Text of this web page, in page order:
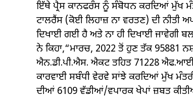
ਇੱਥੇ ਪ੍ਰੈਸ ਕਾਨਫਰੰਸ ਨੂੰ ਸੰਬੋਧਨ ਕਰਦਿਆਂ ਮੁੱਖ
ਟਾਲਰੈਂਸ (ਕੋਈ ਲਿਹਾਜ਼ ਨਾ ਵਰਤਣ) ਦੀ ਨੀਤੀ
ਦਿਖਾਈ ਗਈ ਹੈ ਅਤੇ ਨਾ ਹੀ ਦਿਖਾਈ ਜਾਵੇਗੀ
ਨੇ ਕਿਹਾ,“ਮਾਰਚ, 2022 ਤੋਂ ਹੁਣ ਤੱਕ 95881
ਐਨ.ਡੀ.ਪੀ.ਐਸ. ਐਕਟ ਤਹਿਤ 71228
ਕਾਰਵਾਈ ਸਬੰਧੀ ਵੇਰਵੇ ਸਾਂਝੇ ਕਰਦਿਆਂ ਮੁੱਖ
ਦੀਆਂ 6109 ਵੱਡੀਆਂ/ਵਪਾਰਕ ਖੇਪਾਂ ਜ਼ਬਤ